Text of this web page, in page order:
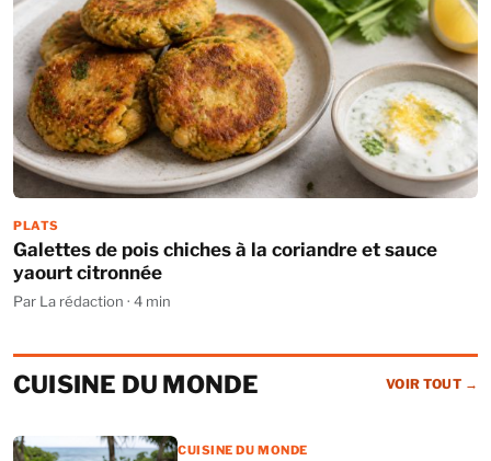
PLATS
Galettes de pois chiches à la coriandre et sauce
yaourt citronnée
Par La rédaction · 4 min
CUISINE DU MONDE VOIR TOUT →
CUISINE DU MONDE